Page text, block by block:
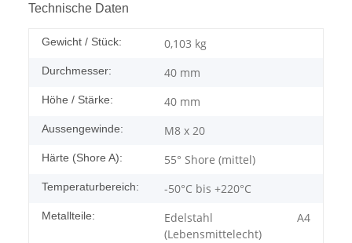
Technische Daten
Gewicht / Stück: 0,103 kg
Durchmesser: 40 mm
Höhe / Stärke: 40 mm
Aussengewinde: M8 x 20
Härte (Shore A): 55° Shore (mittel)
Temperaturbereich: -50°C bis +220°C
Metallteile:
Edelstahl A4
(Lebensmittelecht)